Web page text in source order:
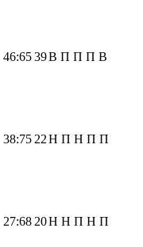
46:6539В П П П В
38:75 22Н П Н П П
27:68 20Н Н П Н П